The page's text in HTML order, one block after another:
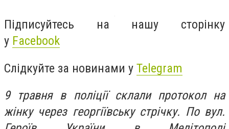
Підписуйтесь на нашу сторінку
у Facebook
Слідкуйте за новинами у Telegram
9 травня в поліції склали протокол на
жінку через георгіївську стрічку. По вул.